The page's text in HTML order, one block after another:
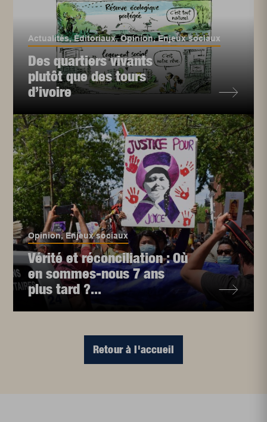
Actualités,Éditoriaux,Opinion,Enjeux sociaux
Des quartiers vivants
plutôt que des tours
d’ivoire
Opinion,Enjeux sociaux
Vérité et réconciliation : Où
en sommes-nous 7 ans
plus tard ?...
Retour à l'accueil